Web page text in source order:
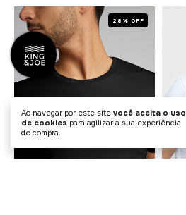
Ao navegar por este site você aceita o uso
de cookies para agilizar a sua experiência
de compra.
28% OFF